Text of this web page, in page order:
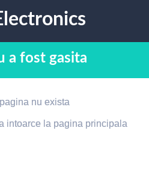
a fost gasita
nu exista
intoarce la pagina principala